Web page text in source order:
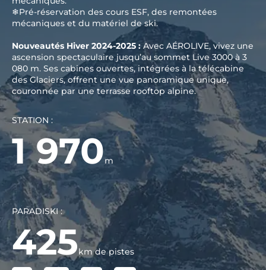
❄Pré-réservation des cours ESF, des remontées
mécaniques et du matériel de ski.
Nouveautés Hiver 2024-2025 : Avec AÉROLIVE, vivez une
ascension spectaculaire jusqu’au sommet Live 3000 à 3
080 m. Ses cabines ouvertes, intégrées à la télécabine
des Glaciers, offrent une vue panoramique unique,
couronnée par une terrasse rooftop alpine.
STATION :
1 970m
PARADISKI :
425km de pistes